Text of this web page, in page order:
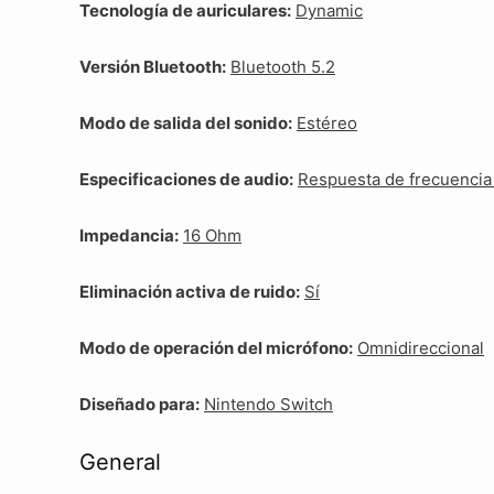
Tecnología de auriculares: Dynamic
Versión Bluetooth: Bluetooth 5.2
Modo de salida del sonido: Estéreo
Especificaciones de audio: Respuesta de
Impedancia: 16 Ohm
Eliminación activa de ruido: Sí
Modo de operación del micrófono: Omnidireccional
Diseñado para: Nintendo Switch
General